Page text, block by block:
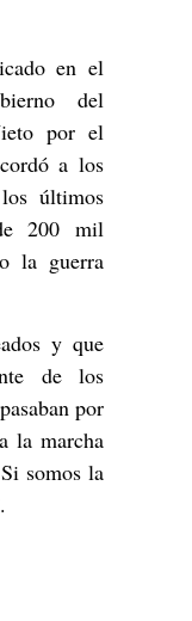
en el
del
por el
a los
últimos
200 mil
la guerra
y que
de los
por
la marcha
somos la